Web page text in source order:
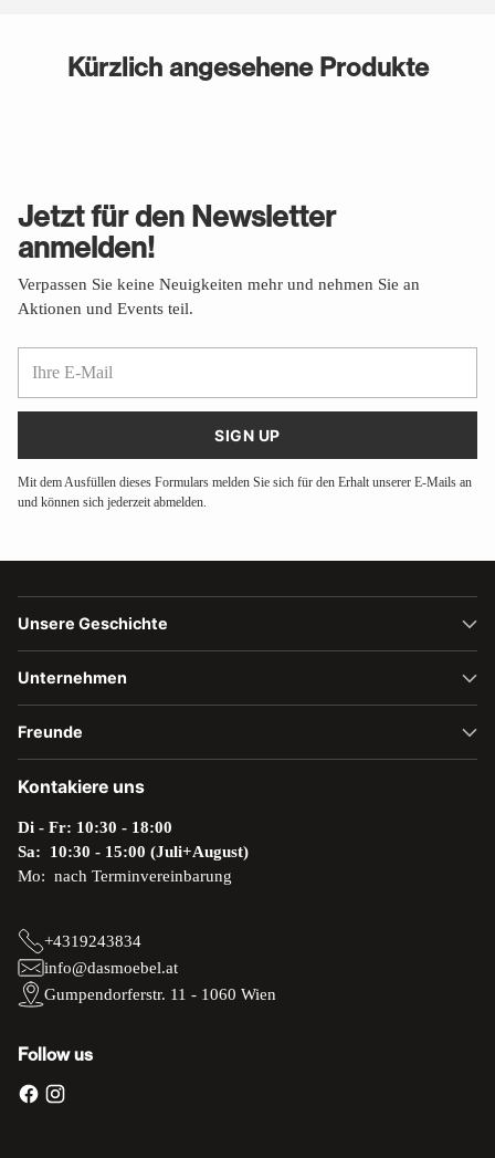
Kürzlich angesehene Produkte
Jetzt für den Newsletter
anmelden!
Verpassen Sie keine Neuigkeiten mehr und nehmen Sie an
Aktionen und Events teil.
SIGN UP
Mit dem Ausfüllen dieses Formulars melden Sie sich für den Erhalt unserer E-Mails an
und können sich jederzeit abmelden.
Unsere Geschichte
Unternehmen
Freunde
Kontakiere uns
Di - Fr: 10:30 - 18:00
Sa: 10:30 - 15:00 (Juli+August)
Mo: nach Terminvereinbarung
+4319243834
info@dasmoebel.at
Gumpendorferstr. 11 - 1060 Wien
Follow us